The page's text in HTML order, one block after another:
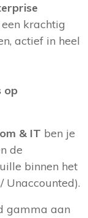
krachtig
actief in heel
op
& IT ben je
de
binnen het
Unaccounted).
gamma aan